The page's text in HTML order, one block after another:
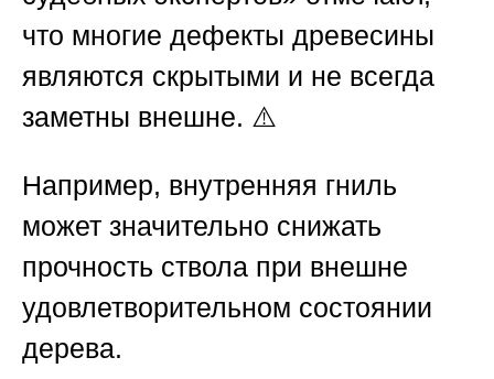
что многие дефекты древесины
являются скрытыми и не всегда
заметны внешне. ⚠️
Например, внутренняя гниль
может значительно снижать
прочность ствола при внешне
удовлетворительном состоянии
дерева.